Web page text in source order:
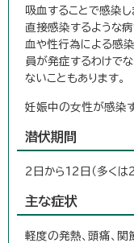
吸血することで感染し
直接感染するような病
血や性行為による感
員が発症するわけで
ないこともあります。
妊娠中の女性が感染
潜伏期間
2日から12日（多くは
主な症状
軽度の発熱、頭痛、関